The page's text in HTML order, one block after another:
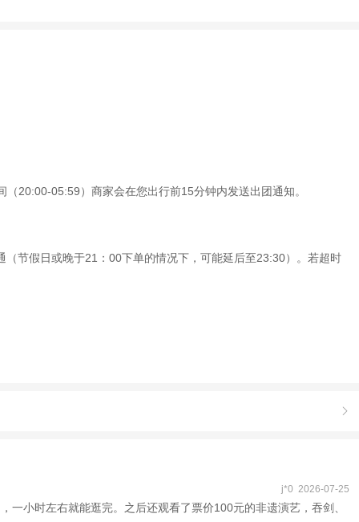
20:00-05:59）商家会在您出行前15分钟内发送出团通知。
节假日或晚于21：00下单的情况下，可能延后至23:30）。若超时

j*0 2026-07-25
小时左右就能逛完。之后还观看了票价100元的非遗演艺，吞剑、